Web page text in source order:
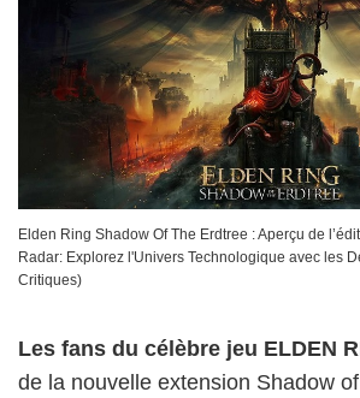
Elden Ring Shadow Of The Erdtree : Aperçu de
Radar: Explorez l'Univers Technologique avec les
Critiques)
Les fans du célèbre jeu ELDEN
de la nouvelle extension Shadow